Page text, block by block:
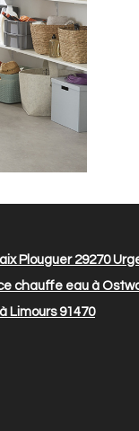
Plouguer 29270
chauffe eau à
Limours 91470